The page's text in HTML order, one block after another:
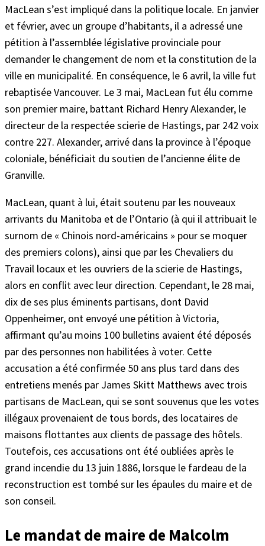
MacLean s’est impliqué dans la politique locale. En janvier
et février, avec un groupe d’habitants, il a adressé une
pétition à l’assemblée législative provinciale pour
demander le changement de nom et la constitution de la
ville en municipalité. En conséquence, le 6 avril, la ville fut
rebaptisée Vancouver. Le 3 mai, MacLean fut élu comme
son premier maire, battant Richard Henry Alexander, le
directeur de la respectée scierie de Hastings, par 242 voix
contre 227. Alexander, arrivé dans la province à l’époque
coloniale, bénéficiait du soutien de l’ancienne élite de
Granville.
MacLean, quant à lui, était soutenu par les nouveaux
arrivants du Manitoba et de l’Ontario (à qui il attribuait le
surnom de « Chinois nord-américains » pour se moquer
des premiers colons), ainsi que par les Chevaliers du
Travail locaux et les ouvriers de la scierie de Hastings,
alors en conflit avec leur direction. Cependant, le 28 mai,
dix de ses plus éminents partisans, dont David
Oppenheimer, ont envoyé une pétition à Victoria,
affirmant qu’au moins 100 bulletins avaient été déposés
par des personnes non habilitées à voter. Cette
accusation a été confirmée 50 ans plus tard dans des
entretiens menés par James Skitt Matthews avec trois
partisans de MacLean, qui se sont souvenus que les votes
illégaux provenaient de tous bords, des locataires de
maisons flottantes aux clients de passage des hôtels.
Toutefois, ces accusations ont été oubliées après le
grand incendie du 13 juin 1886, lorsque le fardeau de la
reconstruction est tombé sur les épaules du maire et de
son conseil.
Le mandat de maire de Malcolm